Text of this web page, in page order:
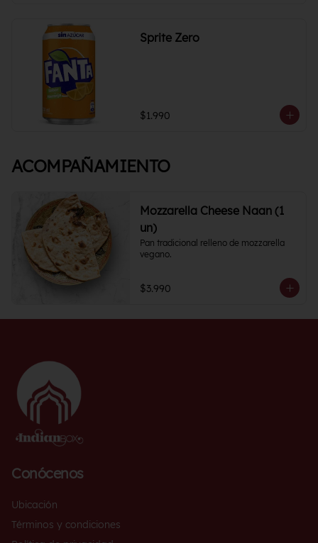
Sprite Zero
$1.990
ACOMPAÑAMIENTO
Mozzarella Cheese Naan (1
un)
Pan tradicional relleno de mozzarella
vegano.
$3.990
Conócenos
Ubicación
Términos y condiciones